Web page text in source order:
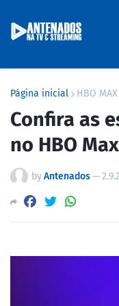
Página inicial HBO MAX
Confira as
no HBO Max
byAntenados—